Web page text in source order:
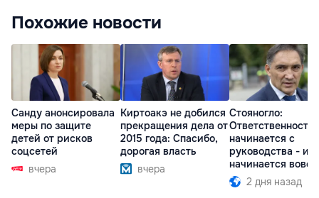
Похожие новости
Санду анонсировала
меры по защите
детей от рисков
соцсетей
вчера
Киртоакэ не добился
прекращения дела от
2015 года: Спасибо,
дорогая власть
вчера
Стояногло:
Ответственность
начинается с
руководства -
начинается вовсе
2 дня назад